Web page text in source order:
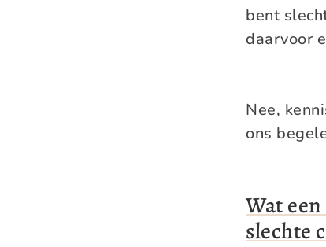
bent
daarvoor
Nee,
ons
Wat
slechte